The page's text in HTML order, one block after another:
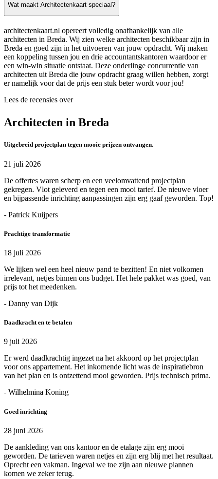
Wat maakt Architectenkaart speciaal?
architectenkaart.nl opereert volledig onafhankelijk van alle
architecten in Breda. Wij zien welke architecten beschikbaar zijn in
Breda en goed zijn in het uitvoeren van jouw opdracht. Wij maken
een koppeling tussen jou en drie accountantskantoren waardoor er
een win-win situatie ontstaat. Deze onderlinge concurrentie van
architecten uit Breda die jouw opdracht graag willen hebben, zorgt
er namelijk voor dat de prijs een stuk beter wordt voor jou!
Lees de recensies over
Architecten in Breda
Uitgebreid projectplan tegen mooie prijzen ontvangen.
21 juli 2026
De offertes waren scherp en een veelomvattend projectplan
gekregen. Vlot geleverd en tegen een mooi tarief. De nieuwe vloer
en bijpassende inrichting aanpassingen zijn erg gaaf geworden. Top!
- Patrick Kuijpers
Prachtige transformatie
18 juli 2026
We lijken wel een heel nieuw pand te bezitten! En niet volkomen
irrelevant, netjes binnen ons budget. Het hele pakket was goed, van
prijs tot het meedenken.
- Danny van Dijk
Daadkracht en te betalen
9 juli 2026
Er werd daadkrachtig ingezet na het akkoord op het projectplan
voor ons appartement. Het inkomende licht was de inspiratiebron
van het plan en is ontzettend mooi geworden. Prijs technisch prima.
- Wilhelmina Koning
Goed inrichting
28 juni 2026
De aankleding van ons kantoor en de etalage zijn erg mooi
geworden. De tarieven waren netjes en zijn erg blij met het resultaat.
Oprecht een vakman. Ingeval we toe zijn aan nieuwe plannen
komen we zeker terug.